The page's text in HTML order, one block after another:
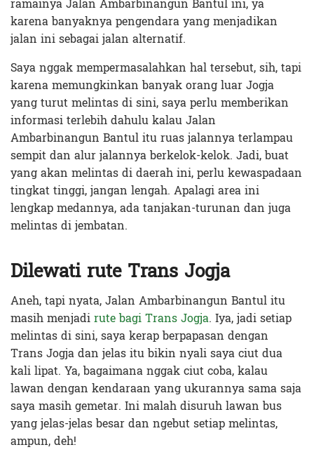
karena banyaknya pengendara yang menjadikan
jalan ini sebagai jalan alternatif.
Saya nggak mempermasalahkan hal tersebut, sih, tapi
karena memungkinkan banyak orang luar Jogja
yang turut melintas di sini, saya perlu memberikan
informasi terlebih dahulu kalau Jalan
Ambarbinangun Bantul itu ruas jalannya terlampau
sempit dan alur jalannya berkelok-kelok. Jadi, buat
yang akan melintas di daerah ini, perlu kewaspadaan
tingkat tinggi, jangan lengah. Apalagi area ini
lengkap medannya, ada tanjakan-turunan dan juga
melintas di jembatan.
Dilewati rute Trans Jogja
Aneh, tapi nyata, Jalan Ambarbinangun Bantul itu
masih menjadirute bagi Trans Jogja. Iya, jadi setiap
melintas di sini, saya kerap berpapasan dengan
Trans Jogja dan jelas itu bikin nyali saya ciut dua
kali lipat. Ya, bagaimana nggak ciut coba, kalau
lawan dengan kendaraan yang ukurannya sama saja
saya masih gemetar. Ini malah disuruh lawan bus
yang jelas-jelas besar dan ngebut setiap melintas,
ampun, deh!